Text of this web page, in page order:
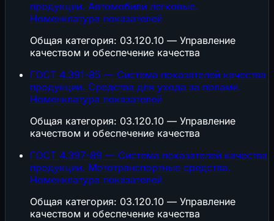
продукции. Автомобили легковые.
Номенклатура показателей
Общая категория: 03.120.10 — Управление
качеством и обеспечение качества
ГОСТ 4.391-85 — Система показателей качества
продукции. Средства для ухода за полами.
Номенклатура показателей
Общая категория: 03.120.10 — Управление
качеством и обеспечение качества
ГОСТ 4.397-89 — Система показателей качества
продукции. Мототранспортные средства.
Номенклатура показателей
Общая категория: 03.120.10 — Управление
качеством и обеспечение качества